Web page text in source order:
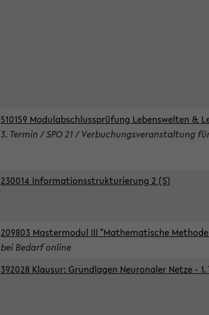
510159 Modulabschlussprüfung Lebenswelten &
3. Termin / SPO 21 / Verbuchungsveranstaltung
230014 Informationsstrukturierung 2 (S)
209803 Mastermodul III "Mathematische
bei Bedarf online
392028 Klausur: Grundlagen Neuronaler Netze - 1.